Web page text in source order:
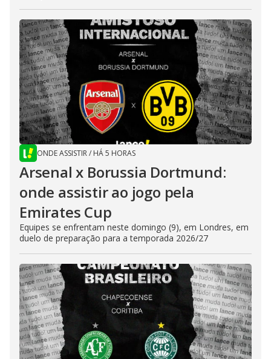
ONDE ASSISTIR/ HÁ 5 HORAS
Arsenal x Borussia Dortmund:
onde assistir ao jogo pela
Emirates Cup
Equipes se enfrentam neste domingo (9), em Londres, em
duelo de preparação para a temporada 2026/27